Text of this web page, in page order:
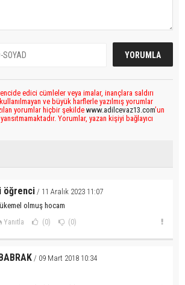
edici cümleler veya imalar, inançlara saldırı
ve büyük harflerle yazılmış yorumlar
yorumlar hiçbir şekilde www.adilcevaz13.com’un
Yorumlar, yazan kişiyi bağlayıcı
öğrenci/ 11 Aralık 2023 11:07
olmuş hocam
Yanıtla (0) (0)
/ 09 Mart 2018 10:34